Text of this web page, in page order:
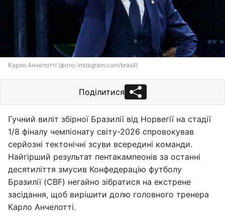
Карло Анчелотті (фото: instagram.com/brasil)
Поділитися
Гучний виліт збірної Бразилії від Норвегії на стадії
1/8 фіналу чемпіонату світу-2026 спровокував
серйозні тектонічні зсуви всередині команди.
Найгірший результат пентакампеонів за останні
десятиліття змусив Конфедерацію футболу
Бразилії (CBF) негайно зібратися на екстрене
засідання, щоб вирішити долю головного тренера
Карло Анчелотті.